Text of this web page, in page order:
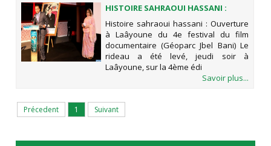
HISTOIRE SAHRAOUI HASSANI :
OUVERTURE À LAÂYOUNE DU 4E
FESTIVAL DU FILM DOCUMENTAIRE
(GÉOPARC JBEL BANI)
Histoire sahraoui hassani : Ouverture
à Laâyoune du 4e festival du film
documentaire (Géoparc Jbel Bani) Le
rideau a été levé, jeudi soir à
Laâyoune, sur la 4ème édi
Savoir plus...
Précedent 1 Suivant